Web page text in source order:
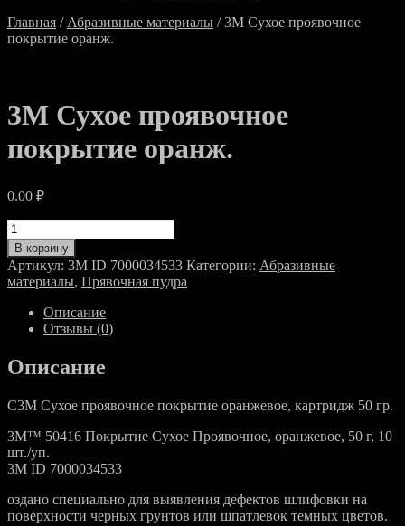
Главная / Абразивные материалы / 3M Сухое проявочное
покрытие оранж.
3M Сухое проявочное
покрытие оранж.
0.00 ₽
Количество
товара
3M
Сухое
проявочное
покрытие
оранж.
В корзину
Артикул: 3M ID 7000034533 Категории: Абразивные
материалы, Прявочная пудра
Описание
Отзывы (0)
Описание
С3M Сухое проявочное покрытие оранжевое, картридж 50 гр.
3M™ 50416 Покрытие Сухое Проявочное, оранжевое, 50 г, 10
шт./уп.
3M ID 7000034533
оздано специально для выявления дефектов шлифовки на
поверхности черных грунтов или шпатлевок темных цветов.